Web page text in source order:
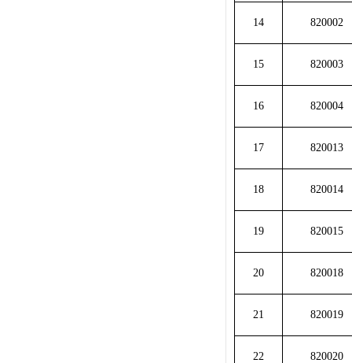
14 820002
15 820003
16 820004
17 820013
18 820014
19 820015
20 820018
21 820019
22 820020